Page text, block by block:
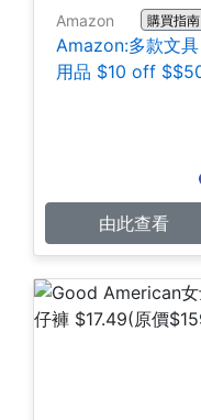
Amazon 購買指南
Amazon:多款文具
用品 $10 off
由此查看